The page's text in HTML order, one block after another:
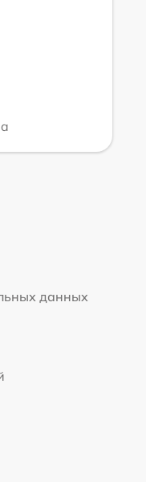
данных